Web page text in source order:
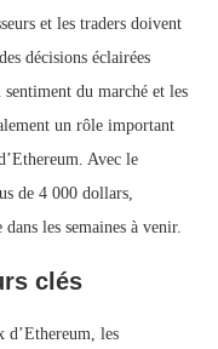
et les traders doivent
décisions éclairées
du marché et les
un rôle important
Avec le
de 4 000 dollars,
les semaines à venir.
clés
d’Ethereum, les